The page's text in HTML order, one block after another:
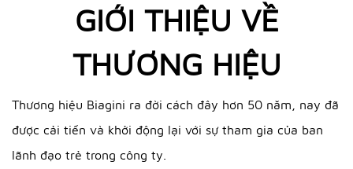
GIỚI THIỆU VỀ
THƯƠNG HIỆU
Thương hiệu Biagini ra đời cách đây hơn 50 năm, nay đã
được cải tiến và khởi động lại với sự tham gia của ban
lãnh đạo trẻ trong công ty.